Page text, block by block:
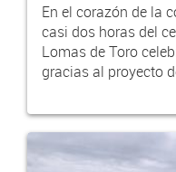
En el corazón de la
casi dos horas del
Lomas de Toro
gracias al proyecto